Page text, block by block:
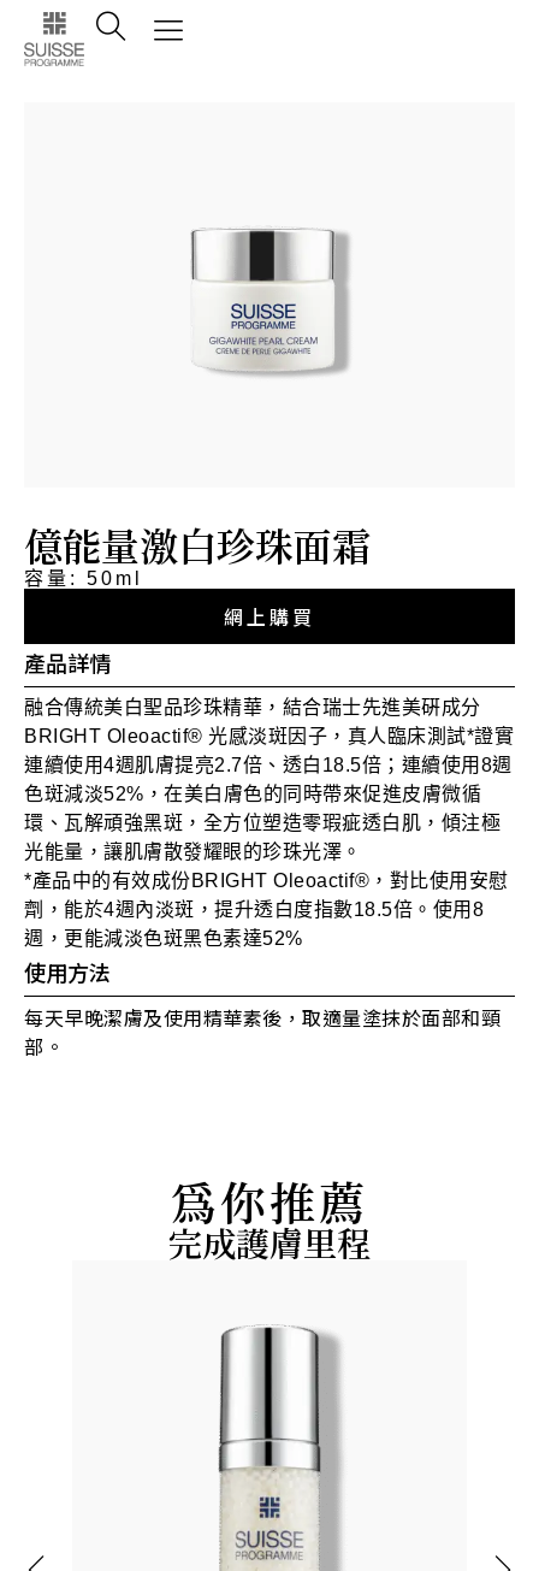
億能量激白珍珠面霜
容量: 50ml
網上購買
產品詳情
融合傳統美白聖品珍珠精華，結合瑞士先進美硏成分
BRIGHT Oleoactif® 光感淡斑因子，真人臨床測試*證實
連續使用4週肌膚提亮2.7倍、透白18.5倍；連續使用8週
色斑減淡52%，在美白膚色的同時帶來促進皮膚微循
環、瓦解頑強黑斑，全方位塑造零瑕疵透白肌，傾注極
光能量，讓肌膚散發耀眼的珍珠光澤。
*產品中的有效成份BRIGHT Oleoactif®，對比使用安慰
劑，能於4週內淡斑，提升透白度指數18.5倍。使用8
週，更能減淡色斑黑色素達52%
使用方法
每天早晚潔膚及使用精華素後，取適量塗抹於面部和頸
部。
為你推薦
完成護膚里程